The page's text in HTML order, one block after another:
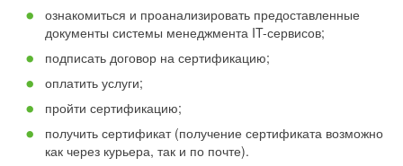
ознакомиться и проанализировать предоставленные
документы системы менеджмента IT-сервисов;
подписать договор на сертификацию;
оплатить услуги;
пройти сертификацию;
получить сертификат (получение сертификата возможно
как через курьера, так и по почте).